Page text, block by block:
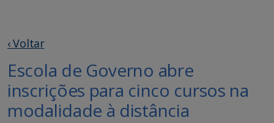
‹ Voltar
Escola de Governo abre
inscrições para cinco cursos na
modalidade à distância